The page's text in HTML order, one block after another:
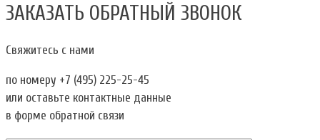
ЗАКАЗАТЬ ОБРАТНЫЙ ЗВОНОК
Свяжитесь с нами
по номеру +7 (495) 225-25-45
или оставьте контактные данные
в форме обратной связи